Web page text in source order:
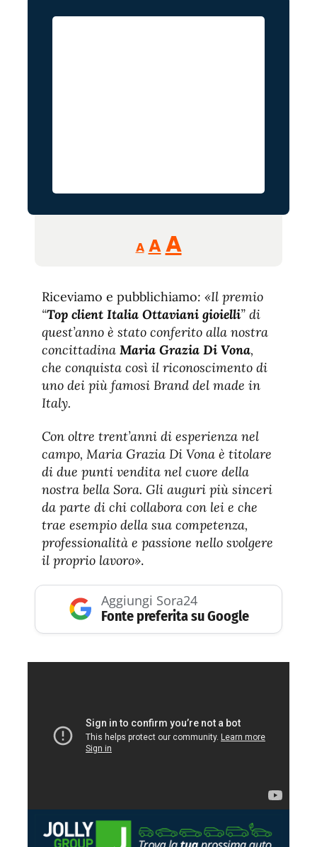
A
Reducir
tamaño
A Restablecer
tamaño
de
fuente
AAumentar
de
fuente.
Riceviamo e pubblichiamo: «Il premio
“Top client Italia Ottaviani gioielli” di
quest’anno è stato conferito alla nostra
concittadina Maria Grazia Di Vona,
che conquista così il riconoscimento di
uno dei più famosi Brand del made in
Italy.
Con oltre trent’anni di esperienza nel
campo, Maria Grazia Di Vona è titolare
di due punti vendita nel cuore della
nostra bella Sora. Gli auguri più sinceri
da parte di chi collabora con lei e che
trae esempio della sua competenza,
professionalità e passione nello svolgere
il proprio lavoro».
Aggiungi Sora24
Fonte preferita su Google